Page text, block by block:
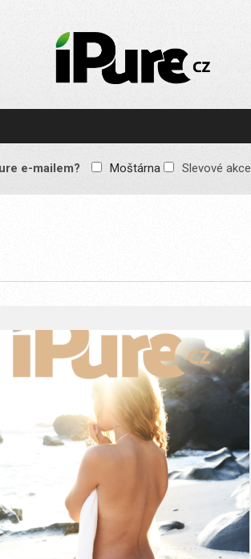
IPURE.CZ
Prémiový Apple e-
reklamy, žádné
obsah pro všechny
e-mailem? Moštárna Slevové akce